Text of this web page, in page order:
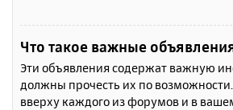
Что такое важные
Эти объявления содержат важную
должны прочесть их по
вверху каждого из форумов и в